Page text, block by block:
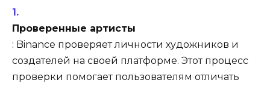
Проверенные артисты
: Binance проверяет личности художников и
создателей на своей платформе. Этот процесс
проверки помогает пользователям отличать